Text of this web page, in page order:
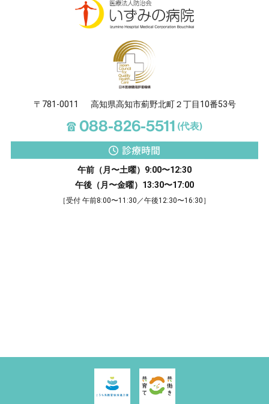
〒781-0011 高知県高知市薊野北町２丁目10番53号
☎088-826-5511 (代表)
診療時間
午前（月〜土曜）9:00〜12:30
午後（月〜金曜）13:30〜17:00
［受付 午前8:00〜11:30／午後12:30〜16:30］